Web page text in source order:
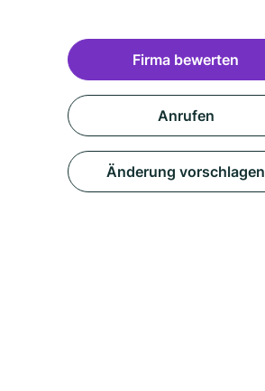
Firma bewerten
Anrufen
Änderung vorschlagen